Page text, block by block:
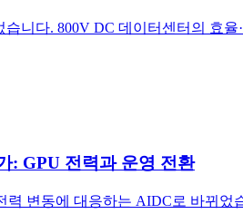
니다. 800V DC 데이터센터의 효
: GPU 전력과 운영 전환
변동에 대응하는 AIDC로 바뀌